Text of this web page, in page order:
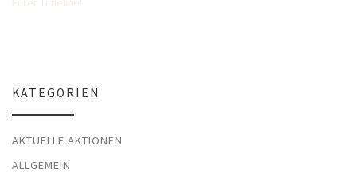
KATEGORIEN
AKTUELLE AKTIONEN
ALLGEMEIN